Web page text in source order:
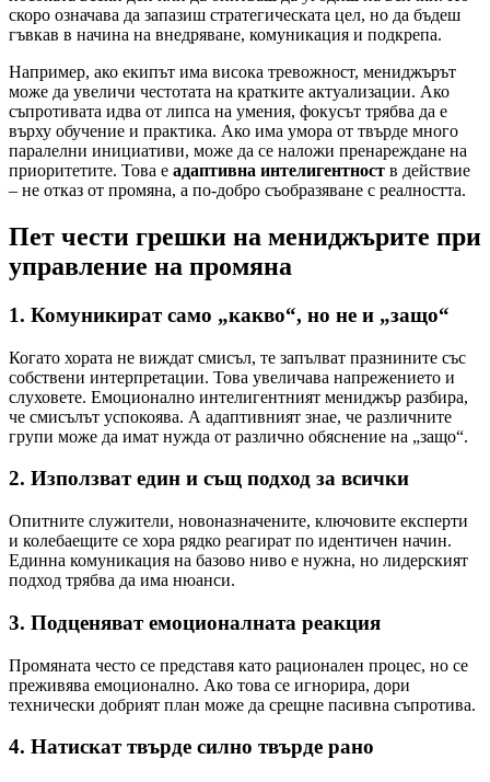
скоро означава да запазиш стратегическата цел, но да бъдеш
гъвкав в начина на внедряване, комуникация и подкрепа.
Например, ако екипът има висока тревожност, мениджърът
може да увеличи честотата на кратките актуализации. Ако
съпротивата идва от липса на умения, фокусът трябва да е
върху обучение и практика. Ако има умора от твърде много
паралелни инициативи, може да се наложи пренареждане на
приоритетите. Това е адаптивна интелигентност в действие
– не отказ от промяна, а по-добро съобразяване с реалността.
Пет чести грешки на мениджърите при
управление на промяна
1. Комуникират само „какво“, но не и „защо“
Когато хората не виждат смисъл, те запълват празнините със
собствени интерпретации. Това увеличава напрежението и
слуховете. Емоционално интелигентният мениджър разбира,
че смисълът успокоява. А адаптивният знае, че различните
групи може да имат нужда от различно обяснение на „защо“.
2. Използват един и същ подход за всички
Опитните служители, новоназначените, ключовите експерти
и колебаещите се хора рядко реагират по идентичен начин.
Единна комуникация на базово ниво е нужна, но лидерският
подход трябва да има нюанси.
3. Подценяват емоционалната реакция
Промяната често се представя като рационален процес, но се
преживява емоционално. Ако това се игнорира, дори
технически добрият план може да срещне пасивна съпротива.
4. Натискат твърде силно твърде рано